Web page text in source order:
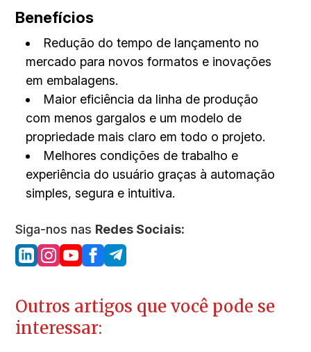
Benefícios
Redução do tempo de lançamento no
mercado para novos formatos e inovações
em embalagens.
Maior eficiência da linha de produção
com menos gargalos e um modelo de
propriedade mais claro em todo o projeto.
Melhores condições de trabalho e
experiência do usuário graças à automação
simples, segura e intuitiva.
Siga-nos nas Redes Sociais:
Outros artigos que você pode se
interessar: